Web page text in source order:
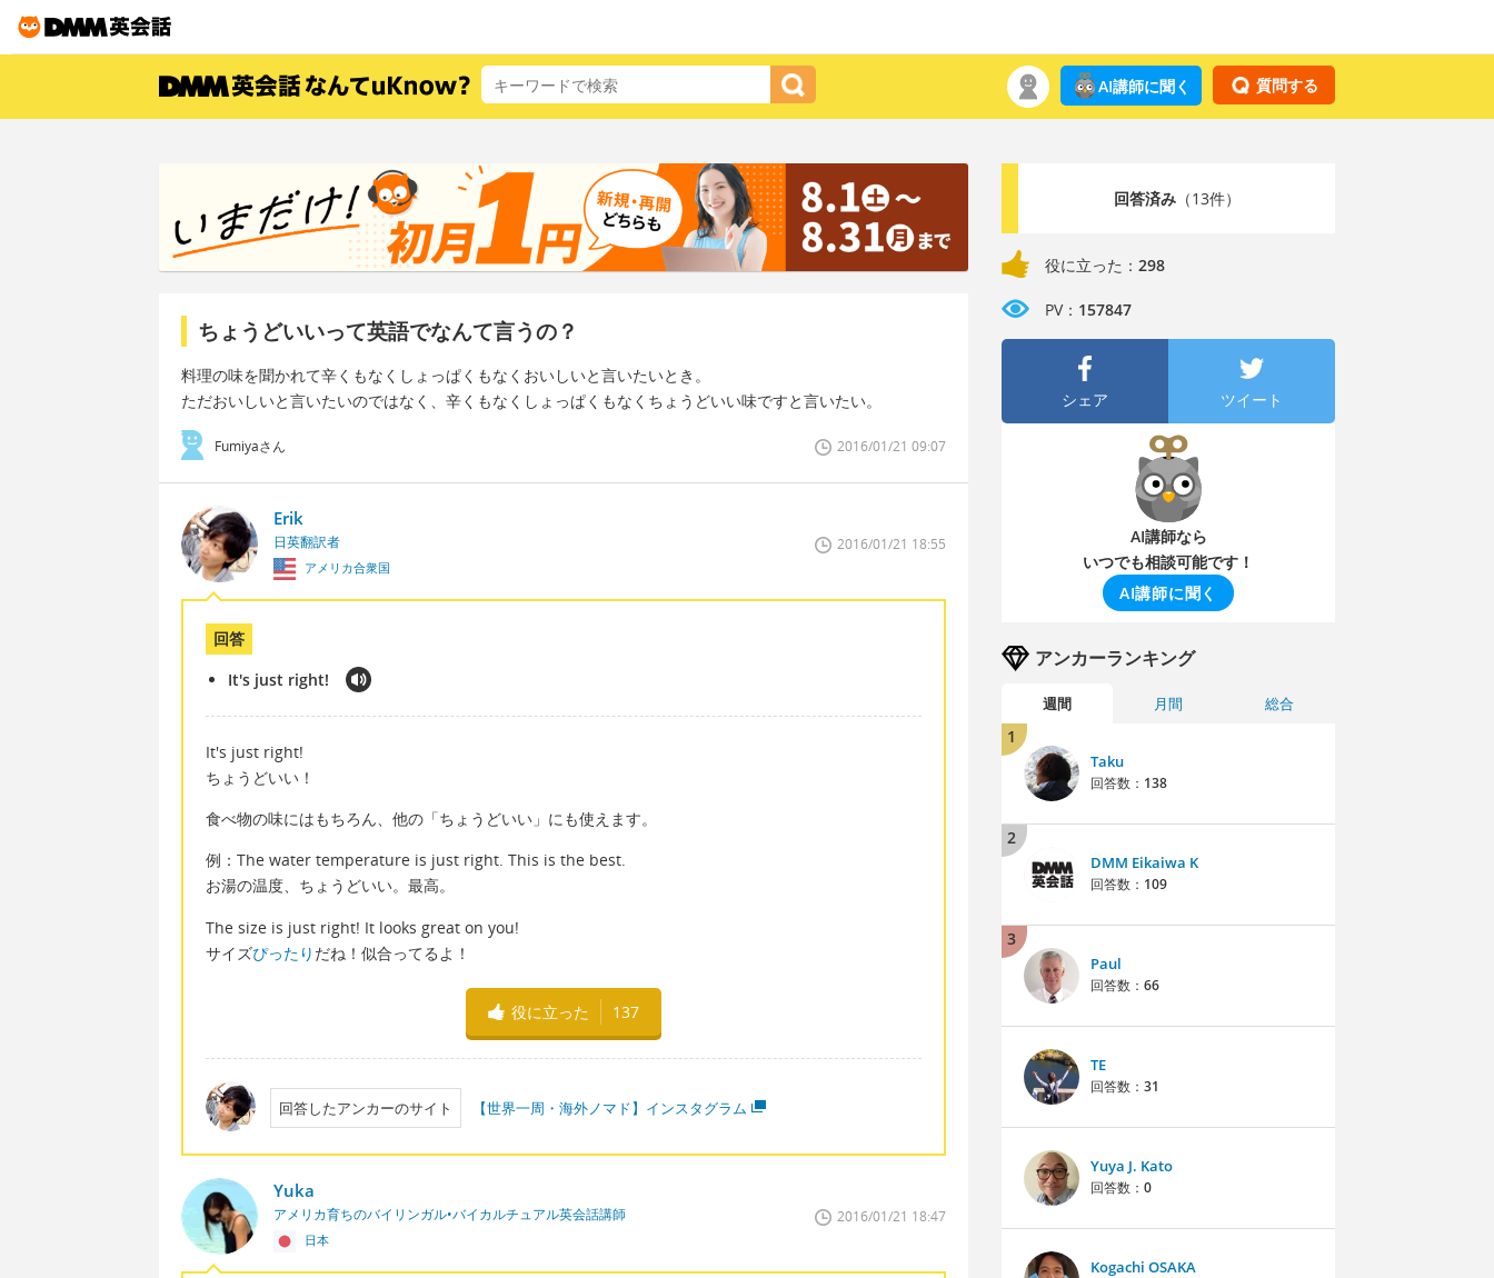
質問する
AI講師に聞く
ちょうどいいって英語でなんて言うの？
料理の味を聞かれて辛くもなくしょっぱくもなくおいしいと言いたいとき。
ただおいしいと言いたいのではなく、辛くもなくしょっぱくもなくちょうどいい味ですと言いたい。
Fumiyaさん 2016/01/21 09:07
Erik
日英翻訳者
アメリカ合衆国
2016/01/21 18:55
回答
It's just right!
It's just right!
ちょうどいい！
食べ物の味にはもちろん、他の「ちょうどいい」にも使えます。
例：The water temperature is just right. This is the best.
お湯の温度、ちょうどいい。最高。
The size is just right! It looks great on you!
サイズぴったり だね！似合ってるよ！
役に立った 137
回答したアンカーのサイト 【世界一周・海外ノマド】インスタグラム
Yuka
アメリカ育ちのバイリンガル•バイカルチュアル英会話講師
日本
2016/01/21 18:47
回答済み（13件）
役に立った： 298
PV： 157847
シェア ツイート
AI講師なら
いつでも相談可能です！
AI講師に聞く
アンカーランキング
週間 月間 総合
1
Taku
回答数： 138
2
DMM Eikaiwa K
回答数： 109
3
Paul
回答数： 66
TE
回答数： 31
Yuya J. Kato
回答数： 0
Kogachi OSAKA